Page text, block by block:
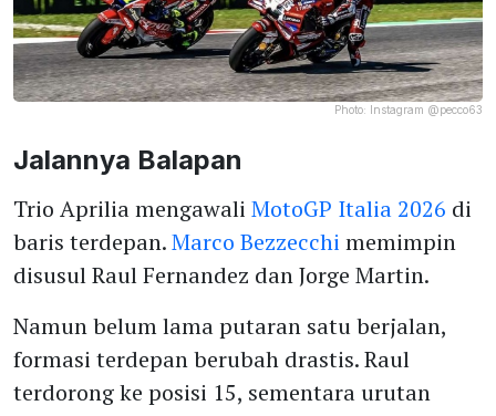
Photo: Instagram @pecco63
Jalannya Balapan
Trio Aprilia mengawali MotoGP Italia 2026 di
baris terdepan.Marco Bezzecchi memimpin
disusul Raul Fernandez dan Jorge Martin.
Namun belum lama putaran satu berjalan,
formasi terdepan berubah drastis. Raul
terdorong ke posisi 15, sementara urutan